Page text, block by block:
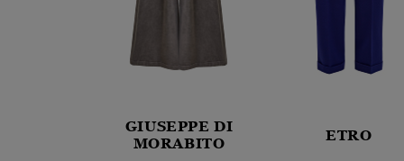
GIUSEPPE DI
MORABITO
ETRO